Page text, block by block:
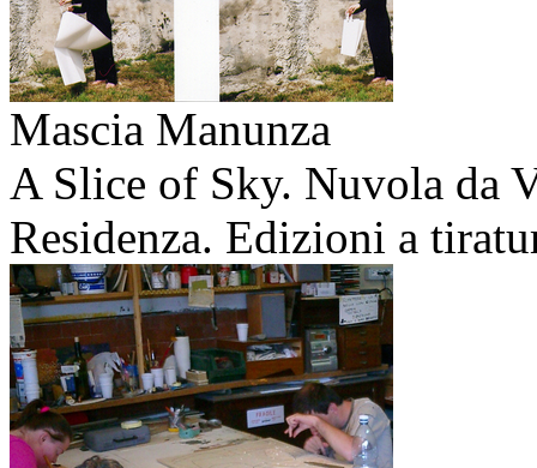
Mascia Manunza
A Slice of Sky. Nuvola da
Residenza. Edizioni a